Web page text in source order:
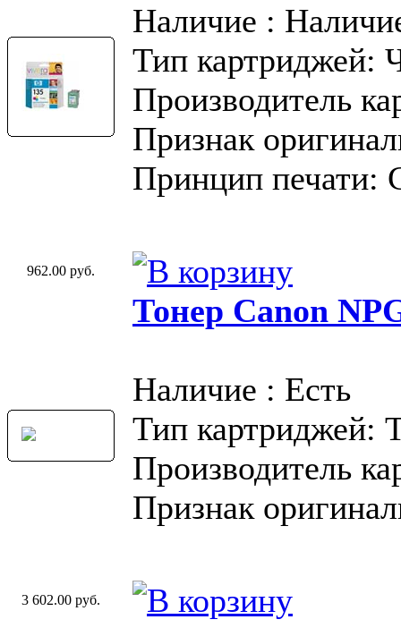
Наличие :
Тип картриджей:
Производитель
Признак
Принцип печати:
962.00 руб.
Тонер Canon
Наличие : Есть
Тип картриджей:
Производитель
Признак
3 602.00 руб.